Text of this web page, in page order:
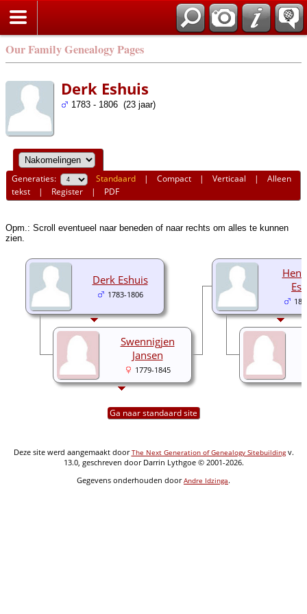
Our Family Genealogy Pages
Derk Eshuis
1783 - 1806 (23 jaar)
Generaties: Standaard |Compact |Verticaal |Alleen
tekst | Register | PDF
Opm.: Scroll eventueel naar beneden of naar rechts om alles te kunnen
zien.
Derk Eshuis
1783-1806
Swennigjen
Jansen
1779-1845
Ga naar standaard site
Deze site werd aangemaakt doorThe Next Generation of Genealogy Sitebuildingv.
13.0, geschreven door Darrin Lythgoe © 2001-2026.
Gegevens onderhouden doorAndre Idzinga.